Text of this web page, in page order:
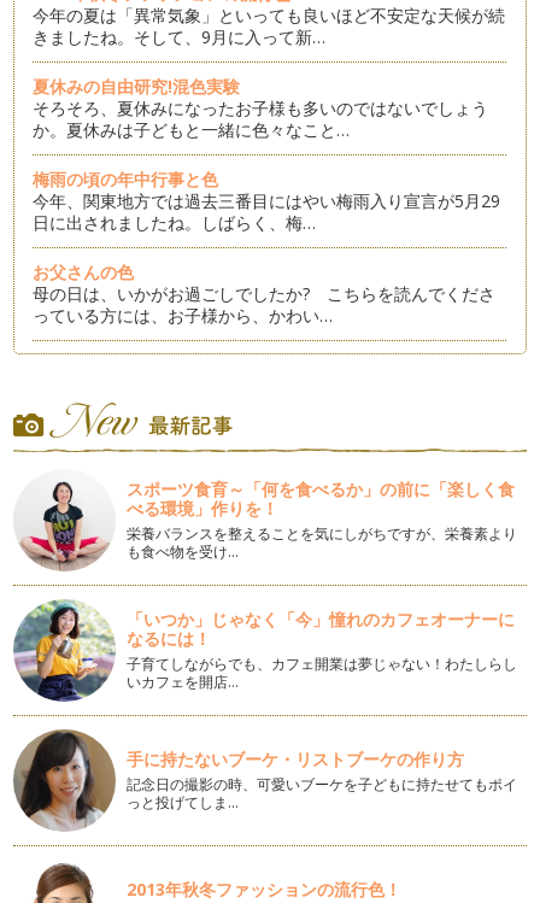
今年の夏は「異常気象」といっても良いほど不安定な天候が続
きましたね。そして、9月に入って新…
夏休みの自由研究!混色実験
そろそろ、夏休みになったお子様も多いのではないでしょう
か。夏休みは子どもと一緒に色々なこと…
梅雨の頃の年中行事と色
今年、関東地方では過去三番目にはやい梅雨入り宣言が5月29
日に出されましたね。しばらく、梅…
お父さんの色
母の日は、いかがお過ごしでしたか? こちらを読んでくださ
っている方には、お子様から、かわい…
でしょうか。お子様のご入園、ご入学…
WBC(ワールド・ベースボール・クラシック)ロゴの色
日本時間で3月20日まで開催されているWBC。皆さまの中で
も、ご覧になられている方がいらっ…
2013年春夏トレンド情報
節分も過ぎて、暦の上では「春」！ 冬の重たい色から、春の
軽やかなきれいな色をファッションに…
始まりの色
2013年が始まり2週間が過ぎました。本年も、皆さまとご家族
さまが彩り豊かに笑顔で過ごせる…
カラーダイアリー
早いもので、今年もあとわずかですね。皆さまにとって、今年
は、どの様な1年となりましたか? …
パパもおしゃれに！－スーツコーディネート－
12月になるとパパも忘年会やお取引様への挨拶などで、普
段、スーツは着ない！！というパパもス…
スポーツ食育～「何を食べるか」の前に「楽しく食
べる環境」作りを！
栄養バランスを整えることを気にしがちですが、栄養素より
も食べ物を受け…
「いつか」じゃなく「今」憧れのカフェオーナーに
なるには！
子育てしながらでも、カフェ開業は夢じゃない！わたしらし
いカフェを開店…
手に持たないブーケ・リストブーケの作り方
記念日の撮影の時、可愛いブーケを子どもに持たせてもポイ
っと投げてしま…
2013年秋冬ファッションの流行色！